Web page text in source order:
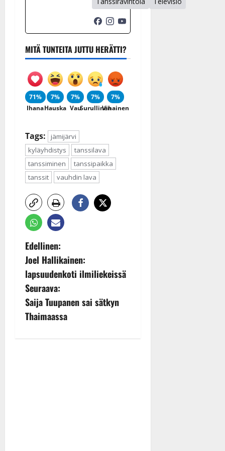
MITÄ TUNTEITA JUTTU HERÄTTI?
71%
Ihana
7%
Hauska
7%
Vau
7%
Surullinen
7%
Vihainen
Tags:
jämijärvi
kyläyhdistys
tanssilava
tanssiminen
tanssipaikka
tanssit
vauhdin lava
P
o
s
t
Edellinen:
Joel Hallikainen:
lapsuudenkoti ilmiliekeissä
Seuraava:
Saija Tuupanen sai sätkyn
Thaimaassa